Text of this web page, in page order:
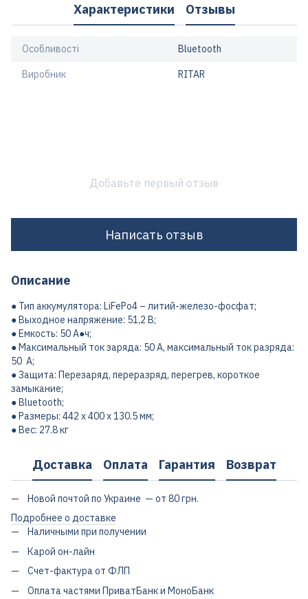
Характеристики Отзывы
Особливості Bluetooth
Виробник RITAR
Добавьте первый отзыв
Написать отзыв
Описание
● Тип аккумулятора: LiFePo4 – литий-железо-фосфат;
● Выходное напряжение: 51,2 В;
● Емкость: 50 А●ч;
● Максимальный ток заряда: 50 А, максимальный ток разряда:
50 А;
● Защита: Перезаряд, переразряд, перегрев, короткое
замыкание;
● Bluetooth;
● Размеры: 442 х 400 х 130.5 мм;
● Вес: 27.8 кг
Доставка Оплата Гарантия Возврат
Новой почтой по Украине — от 80 грн.
Подробнее о доставке
Наличными при получении
Карой он-лайн
Счет-фактура от ФЛП
Оплата частями ПриватБанк и МоноБанк